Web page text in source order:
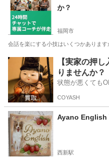
か？
福岡市
会話を楽にする小技はいくつかありま
福岡 福岡市 英会話 コー
【実家の押
りませんか？
状態が悪くても
COYASH
Ayano English
西新駅